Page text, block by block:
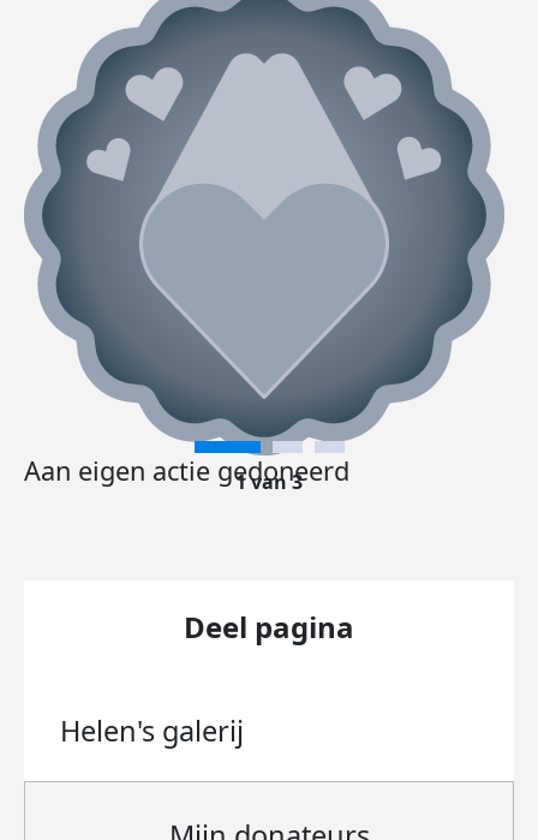
Aan eigen actie gedoneerd
1 van 3
Deel pagina
Helen's galerij